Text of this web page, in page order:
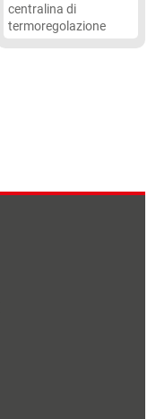
centralina di
termoregolazione